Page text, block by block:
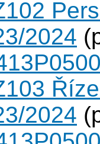
2024
2024